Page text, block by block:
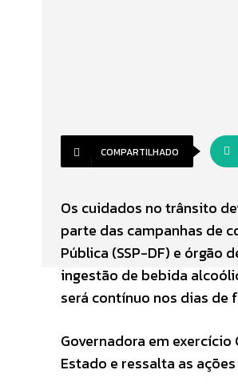
COMPARTILHADO
Os cuidados no trânsito
parte das campanhas de
Pública (SSP-DF) e órgão
ingestão de bebida
será contínuo nos dias de
Governadora em
Estado e ressalta as